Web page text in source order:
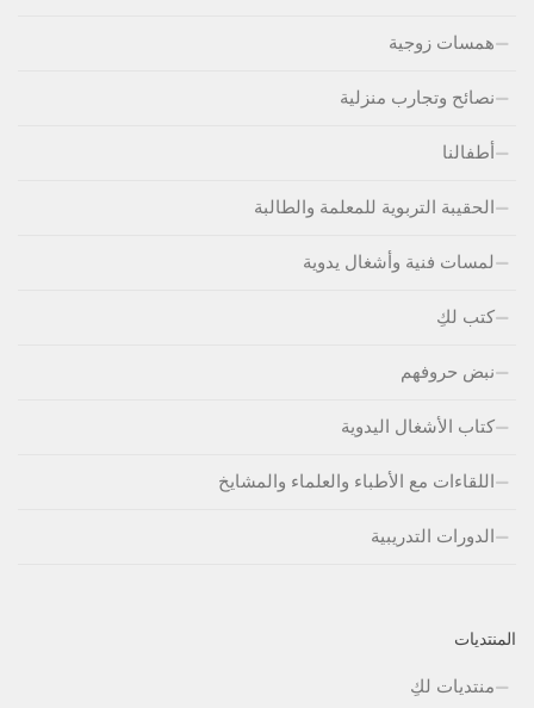
همسات زوجية
نصائح وتجارب منزلية
أطفالنا
الحقيبة التربوية للمعلمة والطالبة
لمسات فنية وأشغال يدوية
كتب لكِ
نبض حروفهم
كتاب الأشغال اليدوية
اللقاءات مع الأطباء والعلماء والمشايخ
الدورات التدريبية
المنتديات
منتديات لكِ